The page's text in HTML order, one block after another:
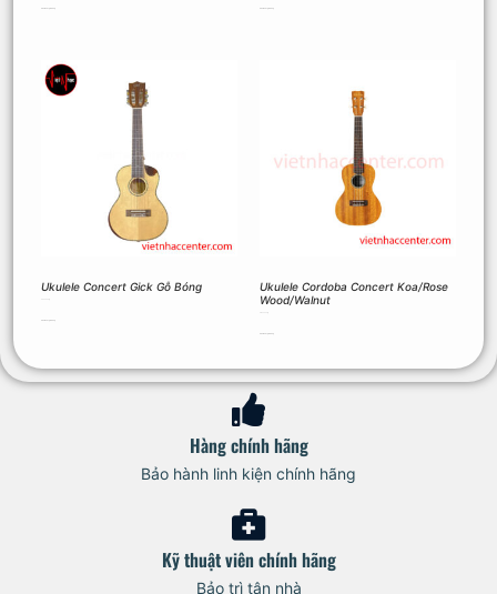
Ukulele Concert Gick Gỗ Bóng
Ukulele Cordoba Concert Koa/Rose
Wood/Walnut
Hàng chính hãng
Bảo hành linh kiện chính hãng
Kỹ thuật viên chính hãng
Bảo trì tận nhà